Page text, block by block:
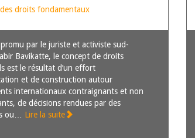
droits fondamentaux
par le juriste et activiste sud-
Bavikatte, le concept de droits
est le résultat d’un effort
et de construction autour
internationaux contraignants et non
de décisions rendues par des
ou… Lire la suite